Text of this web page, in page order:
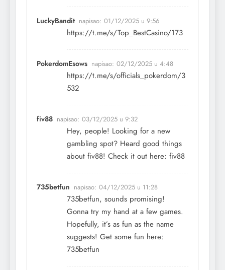
LuckyBandit napisao: 01/12/2025 u 9:56
https://t.me/s/Top_BestCasino/173
PokerdomEsows napisao: 02/12/2025 u 4:48
https://t.me/s/officials_pokerdom/3
532
fiv88 napisao: 03/12/2025 u 9:32
Hey, people! Looking for a new
gambling spot? Heard good things
about fiv88! Check it out here: fiv88
735betfun napisao: 04/12/2025 u 11:28
735betfun, sounds promising!
Gonna try my hand at a few games.
Hopefully, it’s as fun as the name
suggests! Get some fun here:
735betfun